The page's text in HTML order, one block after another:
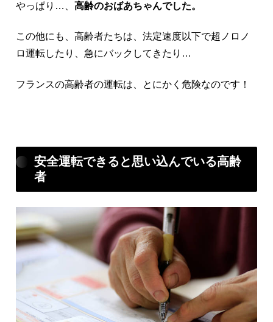
やっぱり…、 高齢のおばあちゃんでした。
この他にも、高齢者たちは、法定速度以下で超ノロノ
ロ運転したり、急にバックしてきたり…
フランスの高齢者の運転は、とにかく危険なのです！
安全運転できると思い込んでいる高齢
者